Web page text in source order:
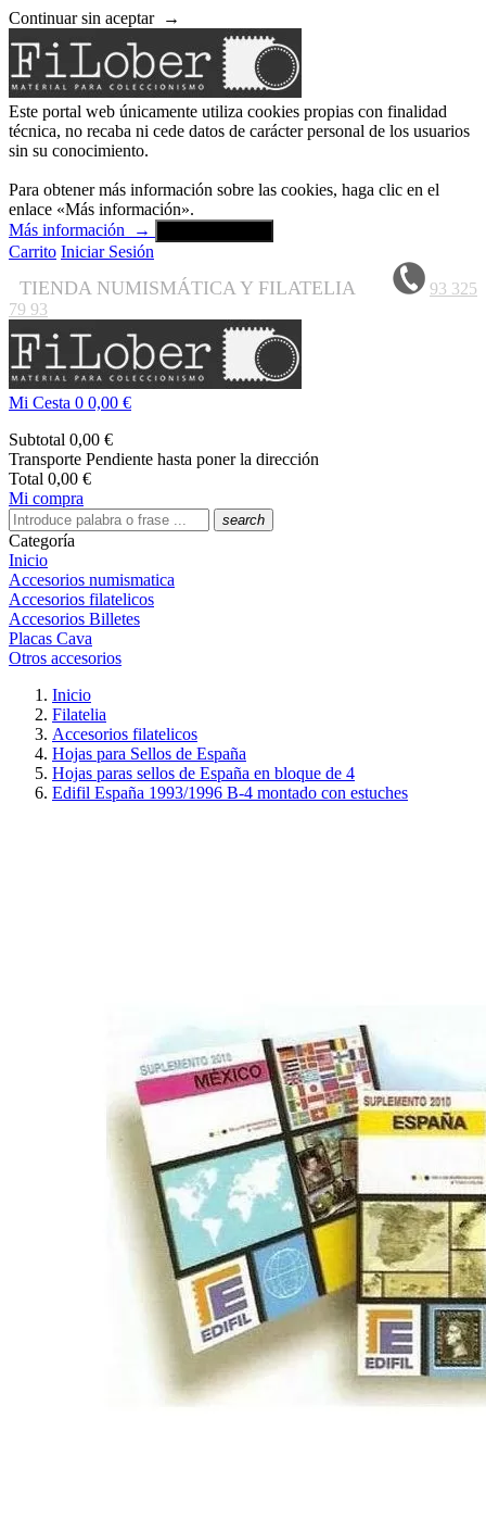
Continuar sin aceptar →
Este portal web únicamente utiliza cookies propias con finalidad
técnica, no recaba ni cede datos de carácter personal de los usuarios
sin su conocimiento.
Para obtener más información sobre las cookies, haga clic en el
enlace «Más información».
Más información
→
Carrito Iniciar Sesión
TIENDA NUMISMÁTICA Y FILATELIA
93 325
79 93
Mi Cesta 0 0,00 €
Subtotal 0,00 €
Transporte Pendiente hasta poner la dirección
Total 0,00 €
Mi compra
search
Categoría
Inicio
Accesorios numismatica
Accesorios filatelicos
Accesorios Billetes
Placas Cava
Otros accesorios
Inicio
Filatelia
Accesorios filatelicos
Hojas para Sellos de España
Hojas paras sellos de España en bloque de 4
Edifil España 1993/1996 B-4 montado con estuches